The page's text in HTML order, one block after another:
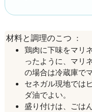
材料と調理のこつ
：
鶏肉に下味をマリ
ったように、マリ
の場合は冷蔵庫で
セネガル現地では
ダ油でよい。
盛り付けは、ごは